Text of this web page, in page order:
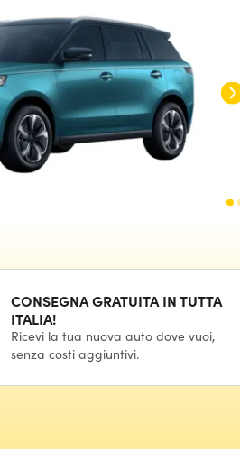
CONSEGNA GRATUITA IN TUTTA
ITALIA!
Ricevi la tua nuova auto dove vuoi,
senza costi aggiuntivi.